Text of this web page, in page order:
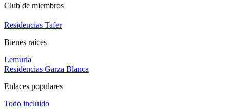
Club de miembros
Residencias Tafer
Bienes raíces
Lemuria
Residencias Garza Blanca
Enlaces populares
Todo incluido